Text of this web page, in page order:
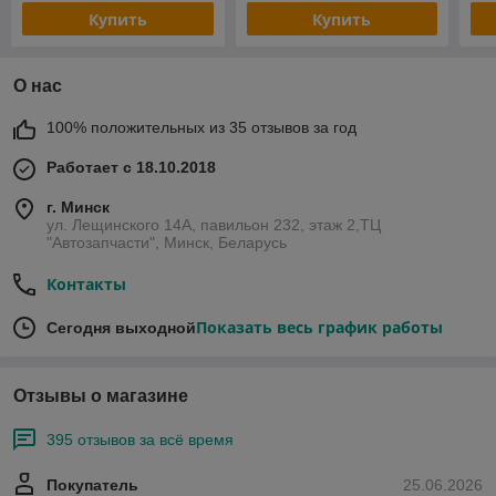
Купить Купить
О нас
100% положительных из 35 отзывов за год
Работает с 18.10.2018
г. Минск
ул. Лещинского 14А, павильон 232, этаж 2,ТЦ
"Автозапчасти", Минск, Беларусь
Контакты
Сегодня выходнойПоказать весь график работы
Отзывы о магазине
395 отзывов за всё время
25.06.2026
Покупатель